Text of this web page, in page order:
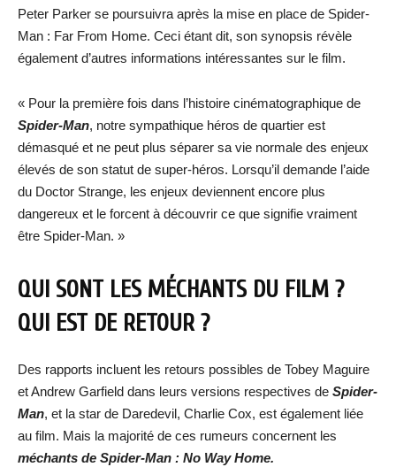
Peter Parker se poursuivra après la mise en place de Spider-
Man : Far From Home. Ceci étant dit, son synopsis révèle
également d’autres informations intéressantes sur le film.
« Pour la première fois dans l’histoire cinématographique de
Spider-Man, notre sympathique héros de quartier est
démasqué et ne peut plus séparer sa vie normale des enjeux
élevés de son statut de super-héros. Lorsqu’il demande l’aide
du Doctor Strange, les enjeux deviennent encore plus
dangereux et le forcent à découvrir ce que signifie vraiment
être Spider-Man. »
QUI SONT LES MÉCHANTS DU FILM ?
QUI EST DE RETOUR ?
Des rapports incluent les retours possibles de Tobey Maguire
et Andrew Garfield dans leurs versions respectives de Spider-
Man, et la star de Daredevil, Charlie Cox, est également liée
au film. Mais la majorité de ces rumeurs concernent les
méchants de Spider-Man : No Way Home.